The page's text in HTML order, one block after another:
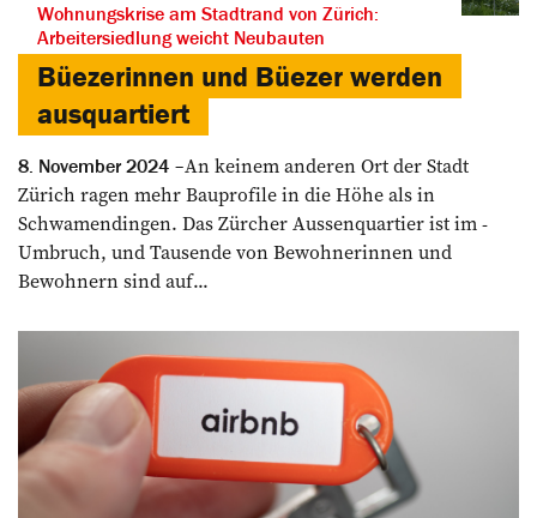
Wohnungskrise am Stadtrand von Zürich:
Arbeitersiedlung weicht Neubauten
Büezerinnen und Büezer werden
ausquartiert
8. November 2024
An keinem anderen Ort der Stadt
Zürich ragen mehr Bauprofile in die Höhe als in
Schwamendingen. Das Zürcher Aussenquartier ist im ­
Umbruch, und Tausende von ­Bewohnerinnen und
Bewohnern sind auf...